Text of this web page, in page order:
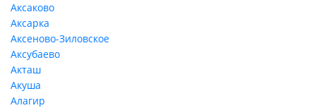
Аксаково
Аксарка
Аксеново-Зиловское
Аксубаево
Акташ
Акуша
Алагир